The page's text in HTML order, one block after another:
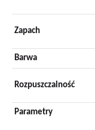
Zapach
Barwa
Rozpuszczalność
Parametry